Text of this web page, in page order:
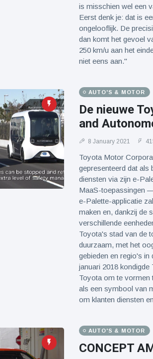
is misschien wel een
Eerst denk je: dat is
ongelooflijk. De
dan komt het gevoel
250 km/u aan het
niet eens aan."
AUTO'S & MOTOR
De nieuwe
and
8 January 2021
Toyota Motor
gepresenteerd dat als
diensten via zijn e-
MaaS-toepassingen
e-Palette-applicatie
maken en, dankzij de
verschillende
Toyota's stad van de
duurzaam, met het
gebieden en regio's in
januari 2018
Toyota om te vormen
als een symbool van
om klanten diensten
AUTO'S & MOTOR
CONCEPT